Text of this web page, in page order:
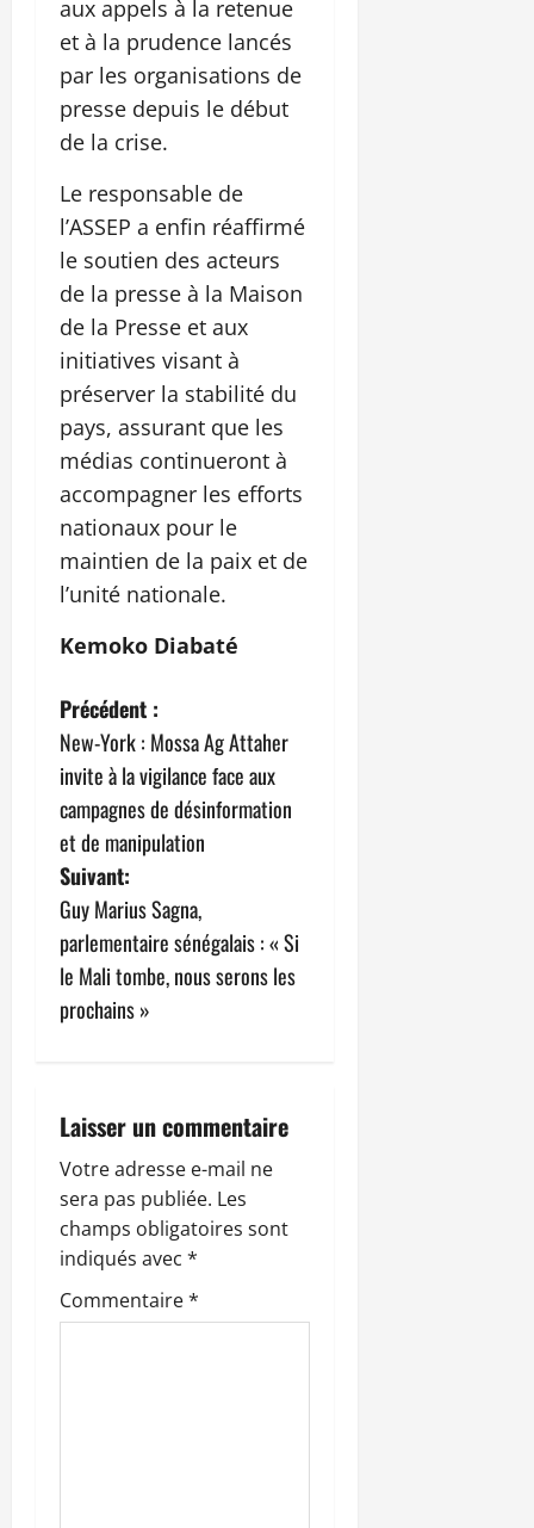
aux appels à la retenue
et à la prudence lancés
par les organisations de
presse depuis le début
de la crise.
Le responsable de
l’ASSEP a enfin réaffirmé
le soutien des acteurs
de la presse à la Maison
de la Presse et aux
initiatives visant à
préserver la stabilité du
pays, assurant que les
médias continueront à
accompagner les efforts
nationaux pour le
maintien de la paix et de
l’unité nationale.
Kemoko Diabaté
N
a
v
i
g
a
t
o
n
d
’
a
Précédent :
New-York : Mossa Ag Attaher
invite à la vigilance face aux
campagnes de désinformation
et de manipulation
Suivant:
Guy Marius Sagna,
parlementaire sénégalais : « Si
le Mali tombe, nous serons les
prochains »
Laisser un commentaire
Votre adresse e-mail ne
sera pas publiée. Les
champs obligatoires sont
indiqués avec *
Commentaire*